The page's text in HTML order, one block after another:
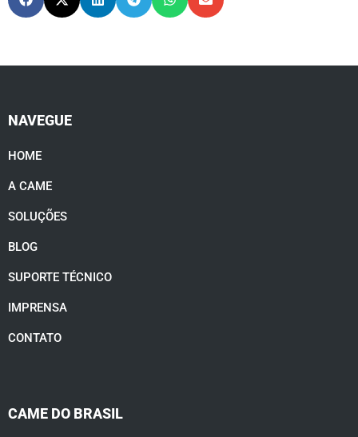
NAVEGUE
HOME
A CAME
SOLUÇÕES
BLOG
SUPORTE TÉCNICO
IMPRENSA
CONTATO
CAME DO BRASIL